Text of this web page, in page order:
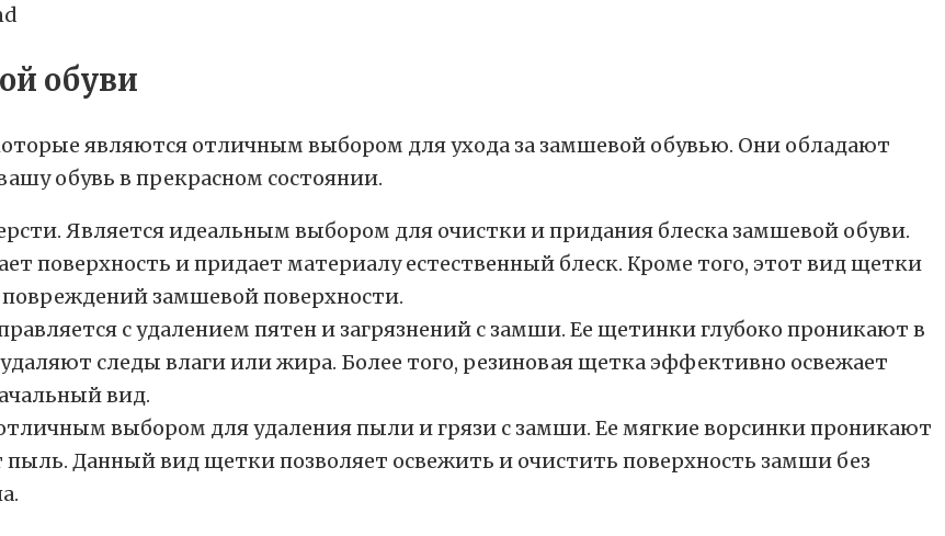
обуви
являются отличным выбором для ухода за замшевой обувью. Они обладают
обувь в прекрасном состоянии.
Является идеальным выбором для очистки и придания блеска замшевой обуви.
поверхность и придает материалу естественный блеск. Кроме того, этот вид щетки
замшевой поверхности.
с удалением пятен и загрязнений с замши. Ее щетинки глубоко проникают в
следы влаги или жира. Более того, резиновая щетка эффективно освежает
вид.
выбором для удаления пыли и грязи с замши. Ее мягкие ворсинки проникают
Данный вид щетки позволяет освежить и очистить поверхность замши без